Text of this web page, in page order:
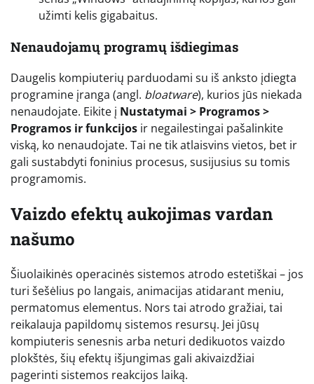
užimti kelis gigabaitus.
Nenaudojamų programų išdiegimas
Daugelis kompiuterių parduodami su iš anksto įdiegta
programine įranga (angl. bloatware), kurios jūs niekada
nenaudojate. Eikite į Nustatymai > Programos >
Programos ir funkcijos ir negailestingai pašalinkite
viską, ko nenaudojate. Tai ne tik atlaisvins vietos, bet ir
gali sustabdyti foninius procesus, susijusius su tomis
programomis.
Vaizdo efektų aukojimas vardan
našumo
Šiuolaikinės operacinės sistemos atrodo estetiškai – jos
turi šešėlius po langais, animacijas atidarant meniu,
permatomus elementus. Nors tai atrodo gražiai, tai
reikalauja papildomų sistemos resursų. Jei jūsų
kompiuteris senesnis arba neturi dedikuotos vaizdo
plokštės, šių efektų išjungimas gali akivaizdžiai
pagerinti sistemos reakcijos laiką.